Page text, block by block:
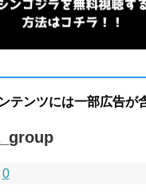
テンツには一部広告が
0